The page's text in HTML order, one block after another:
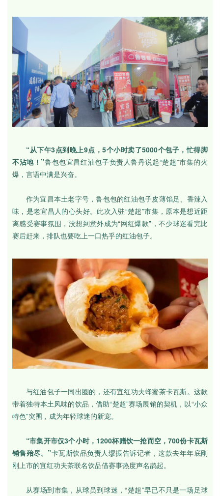
“从下午3点到晚上9点，5个小时卖了5000个包子，忙得脚
不沾地！”鲁包包宜昌红油包子负责人鲁丹说起“楚超”市集的火
爆，言语中满是兴奋。
作为宜昌本土老字号，鲁包包的红油包子皮薄馅足、香辣入
味，是老宜昌人的心头好。此次入驻“楚超”市集，原本是想近距
离感受赛事氛围，没想到意外成为“网红爆款”，不少球迷看完比
赛后赶来，排队也要吃上一口热乎的红油包子。
与红油包子一同出圈的，还有宜红功夫蜂蜜茶卡瓦斯。这款
带着独特本土风味的饮品，借助“楚超”赛场展销的契机，以“小众
特色”突围，成为年轻球迷的新宠。
“市集开市仅3个小时，1200杯赠饮一抢而空，700份卡瓦斯
销售殆尽。”卡瓦斯饮品负责人缪振告诉记者，这款去年年底刚
刚上市的宜红功夫茶联名饮品借赛事热度声名鹊起。
从赛场到市集，从球员到球迷，“楚超”早已不只是一场足球